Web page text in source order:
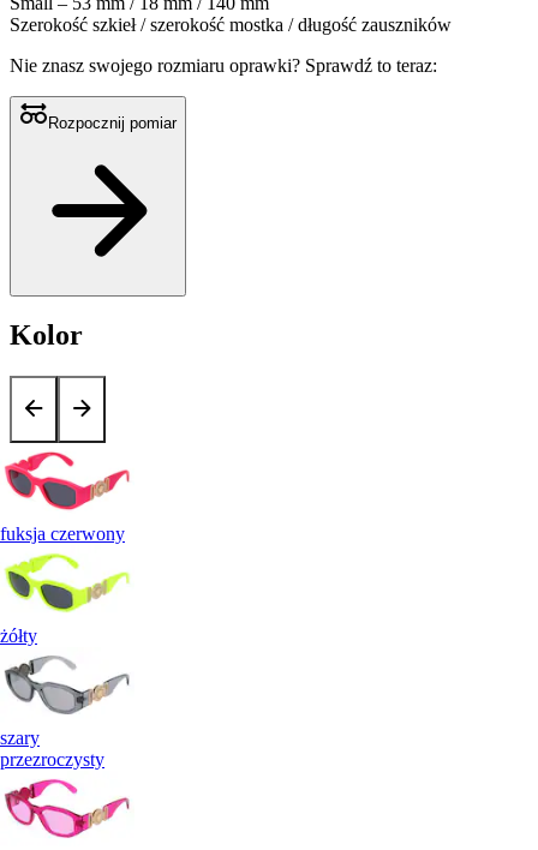
Szerokość szkieł / szerokość mostka / długość zauszników
Nie znasz swojego rozmiaru oprawki? Sprawdź to teraz:
Rozpocznij pomiar
Kolor
fuksja czerwony
żółty
szary
przezroczysty